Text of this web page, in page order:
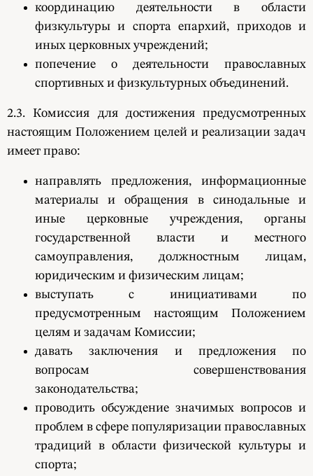
координацию деятельности в области
физкультуры и спорта епархий, приходов и
иных церковных учреждений;
попечение о деятельности православных
спортивных и физкультурных объединений.
2.3. Комиссия для достижения предусмотренных
настоящим Положением целей и реализации задач
имеет право:
направлять предложения, информационные
материалы и обращения в синодальные и
иные церковные учреждения, органы
государственной власти и местного
самоуправления, должностным лицам,
юридическим и физическим лицам;
выступать с инициативами по
предусмотренным настоящим Положением
целям и задачам Комиссии;
давать заключения и предложения по
вопросам совершенствования
законодательства;
проводить обсуждение значимых вопросов и
проблем в сфере популяризации православных
традиций в области физической культуры и
спорта;